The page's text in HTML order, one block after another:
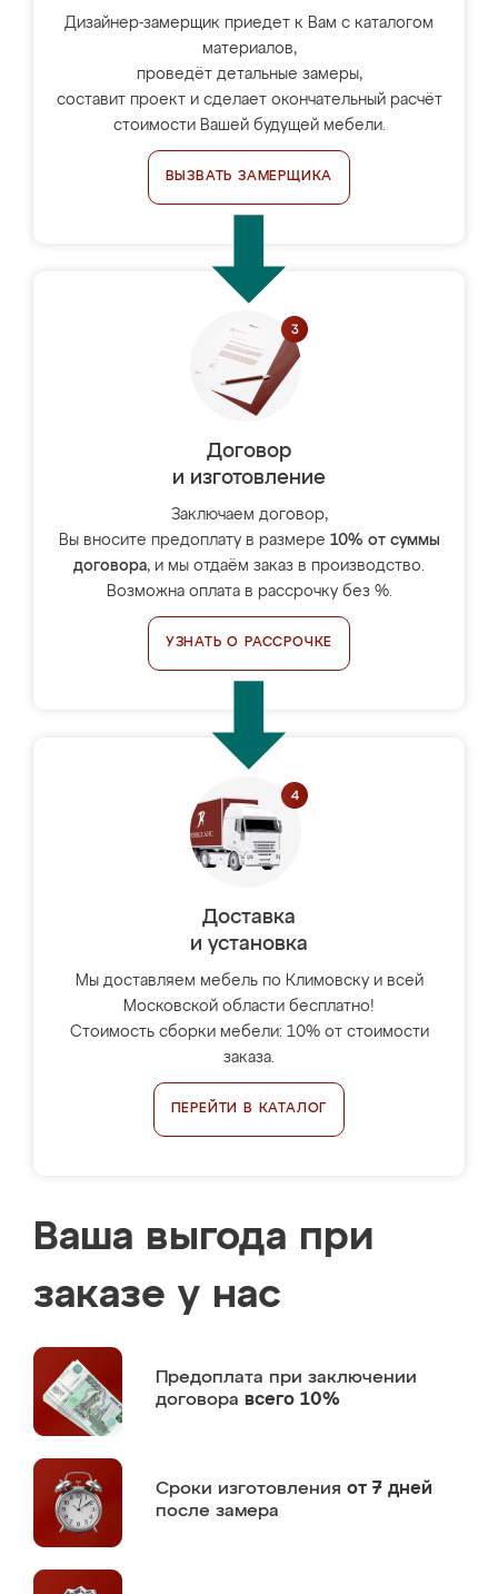
Дизайнер-замерщик приедет к Вам с каталогом
материалов,
проведёт детальные замеры,
составит проект и сделает окончательный расчёт
стоимости Вашей будущей мебели.
ВЫЗВАТЬ ЗАМЕРЩИКА
Договор
и изготовление
Заключаем договор,
Вы вносите предоплату в размере 10% от суммы
договора, и мы отдаём заказ в производство.
Возможна оплата в рассрочку без %.
УЗНАТЬ О РАССРОЧКЕ
Доставка
и установка
Мы доставляем мебель по Климовску и всей
Московской области бесплатно!
Стоимость сборки мебели: 10% от стоимости
заказа.
ПЕРЕЙТИ В КАТАЛОГ
Ваша выгода при
заказе у нас
Предоплата при заключении
договора всего 10%
Сроки изготовления от 7 дней
после замера